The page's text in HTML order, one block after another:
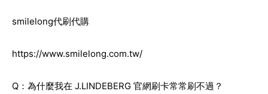
smilelong代刷代購
https://www.smilelong.com.tw/
Q：為什麼我在 J.LINDEBERG 官網刷卡常常刷不過？